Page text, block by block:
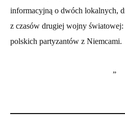
informacyjną o dwóch lokalnych,
z czasów drugiej wojny
polskich partyzantów z Niemcami.
”